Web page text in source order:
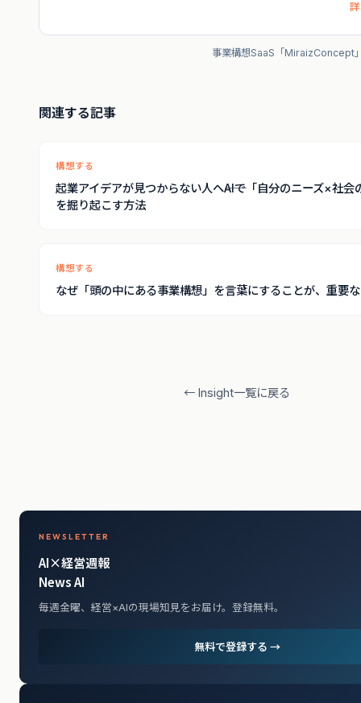
事業構想SaaS「MiraizConcept
関連する記事
構想する
起業アイデアが見つからない人へ――AIで「自分のニーズ×社会
を掘り起こす方法
構想する
なぜ「頭の中にある事業構想」を言葉にすることが、重要
← Insight一覧に戻る
NEWSLETTER
AI×経営週報
News AI
毎週金曜、経営×AIの現場知見をお届け。登録無料。
無料で登録する →